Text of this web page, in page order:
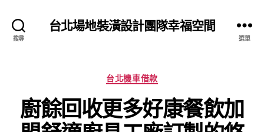
搜尋
台北場地裝潢設計團隊幸福空間
選單
分
類
台北機車借款
廚餘回收更多好康餐飲加